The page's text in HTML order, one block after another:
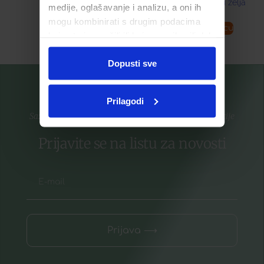
medije, oglašavanje i analizu, a oni ih
mogu kombinirati s drugim podacima
ste upotrebljavali njihove usluge.
Dopusti sve
Prilagodi
Pročitaj više
Dodaj u listu želja
Dodaj u košaricu
Saznajte prvi za nove proizvode i ekskluzivne promocije
Prijavite se na listu za novosti
Prijava ⟶